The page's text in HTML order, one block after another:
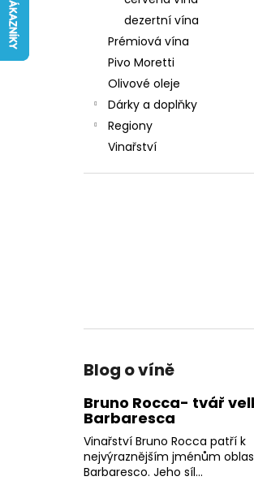
dezertní vína
Prémiová vína
Pivo Moretti
Olivové oleje
Dárky a doplňky
Regiony
Vinařství
Blog o víně
Bruno Rocca- tvář
Barbaresca
Vinařství Bruno Rocca patří k
nejvýraznějším jménům
Barbaresco. Jeho síl...
242 Kč